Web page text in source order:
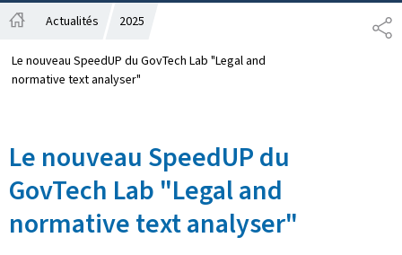
Actualités 2025
Le nouveau SpeedUP du GovTech Lab "Legal and
normative text analyser"
Le nouveau SpeedUP du
GovTech Lab "Legal and
normative text analyser"